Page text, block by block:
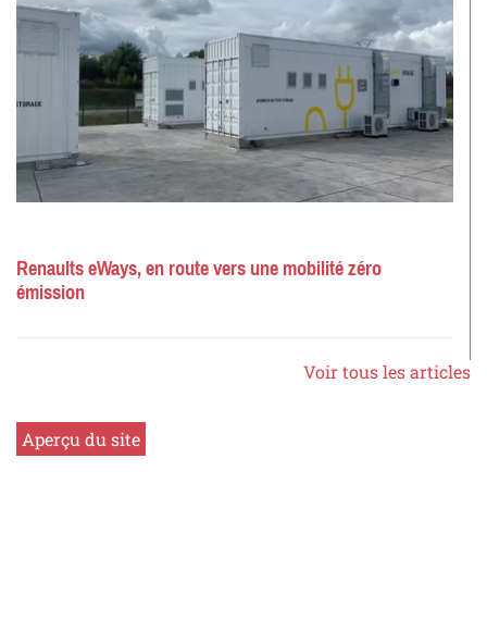
Renaults eWays, en route vers une mobilité zéro
émission
Voir tous les articles
Aperçu du site